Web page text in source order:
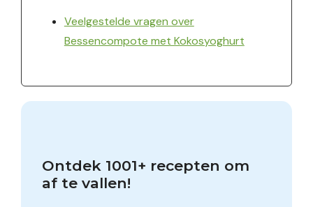
Veelgestelde vragen over
Bessencompote met Kokosyoghurt
Ontdek 1001+ recepten om
af te vallen!